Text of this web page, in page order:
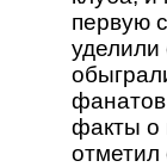
первую
уделили
факты о
отметил